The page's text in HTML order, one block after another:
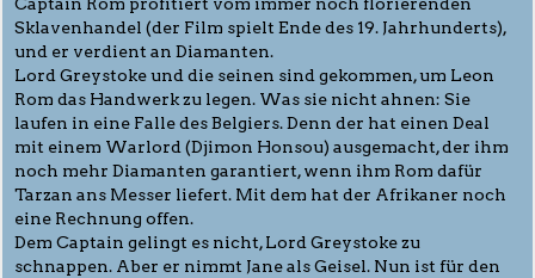
Captain Rom profitiert vom immer noch florierenden
Sklavenhandel (der Film spielt Ende des 19. Jahrhunderts),
und er verdient an Diamanten.
Lord Greystoke und die seinen sind gekommen, um Leon
Rom das Handwerk zu legen. Was sie nicht ahnen: Sie
laufen in eine Falle des Belgiers. Denn der hat einen Deal
mit einem Warlord (Djimon Honsou) ausgemacht, der ihm
noch mehr Diamanten garantiert, wenn ihm Rom dafür
Tarzan ans Messer liefert. Mit dem hat der Afrikaner noch
eine Rechnung offen.
Dem Captain gelingt es nicht, Lord Greystoke zu
schnappen. Aber er nimmt Jane als Geisel. Nun ist für den